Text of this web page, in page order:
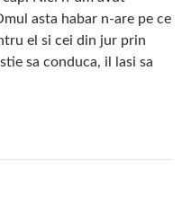
asta habar n-are pe ce
el si cei din jur prin
sa conduca, il lasi sa